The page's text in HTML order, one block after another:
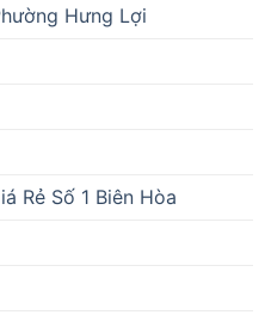
Hưng Lợi
Rẻ Số 1 Biên Hòa